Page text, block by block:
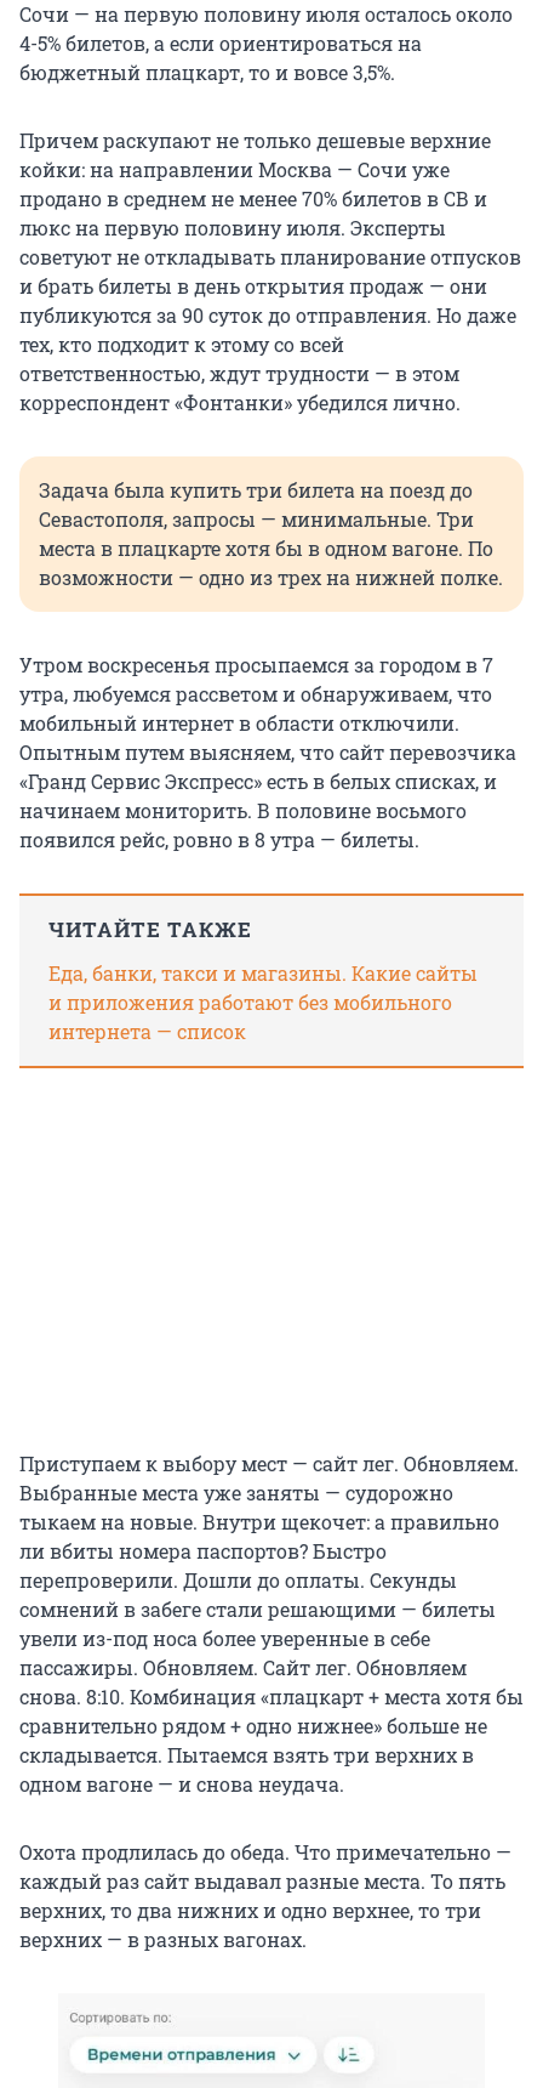
Сочи — на первую половину июля осталось около
4-5% билетов, а если ориентироваться на
бюджетный плацкарт, то и вовсе 3,5%.
Причем раскупают не только дешевые верхние
койки: на направлении Москва — Сочи уже
продано в среднем не менее 70% билетов в СВ и
люкс на первую половину июля. Эксперты
советуют не откладывать планирование отпусков
и брать билеты в день открытия продаж — они
публикуются за 90 суток до отправления. Но даже
тех, кто подходит к этому со всей
ответственностью, ждут трудности — в этом
корреспондент «Фонтанки» убедился лично.
Задача была купить три билета на поезд до
Севастополя, запросы — минимальные. Три
места в плацкарте хотя бы в одном вагоне. По
возможности — одно из трех на нижней полке.
Утром воскресенья просыпаемся за городом в 7
утра, любуемся рассветом и обнаруживаем, что
мобильный интернет в области отключили.
Опытным путем выясняем, что сайт перевозчика
«Гранд Сервис Экспресс» есть в белых списках, и
начинаем мониторить. В половине восьмого
появился рейс, ровно в 8 утра — билеты.
ЧИТАЙТЕ ТАКЖЕ
Еда, банки, такси и магазины. Какие сайты
и приложения работают без мобильного
интернета — список
Приступаем к выбору мест — сайт лег. Обновляем.
Выбранные места уже заняты — судорожно
тыкаем на новые. Внутри щекочет: а правильно
ли вбиты номера паспортов? Быстро
перепроверили. Дошли до оплаты. Секунды
сомнений в забеге стали решающими — билеты
увели из-под носа более уверенные в себе
пассажиры. Обновляем. Сайт лег. Обновляем
снова. 8:10. Комбинация «плацкарт + места хотя бы
сравнительно рядом + одно нижнее» больше не
складывается. Пытаемся взять три верхних в
одном вагоне — и снова неудача.
Охота продлилась до обеда. Что примечательно —
каждый раз сайт выдавал разные места. То пять
верхних, то два нижних и одно верхнее, то три
верхних — в разных вагонах.